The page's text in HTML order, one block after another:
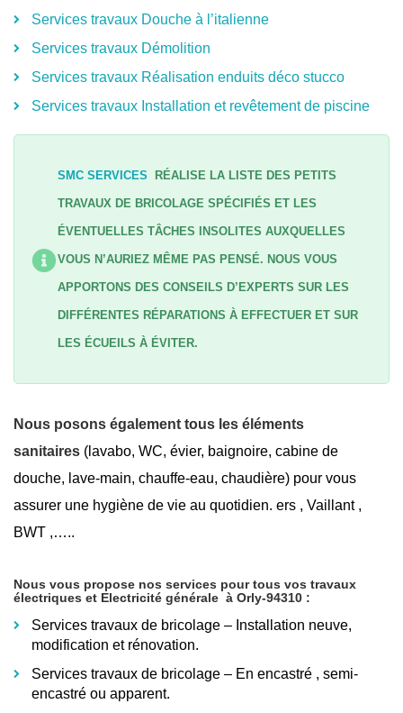
Services travaux Douche à l’italienne
Services travaux Démolition
Services travaux Réalisation enduits déco stucco
Services travaux Installation et revêtement de piscine
SMC SERVICES RÉALISE LA LISTE DES PETITS
TRAVAUX DE BRICOLAGE SPÉCIFIÉS ET LES
ÉVENTUELLES TÂCHES INSOLITES AUXQUELLES
VOUS N’AURIEZ MÊME PAS PENSÉ. NOUS VOUS
APPORTONS DES CONSEILS D’EXPERTS SUR LES
DIFFÉRENTES RÉPARATIONS À EFFECTUER ET SUR
LES ÉCUEILS À ÉVITER.
Nous posons également tous les éléments
sanitaires (lavabo, WC, évier, baignoire, cabine de
douche, lave-main, chauffe-eau, chaudière) pour vous
assurer une hygiène de vie au quotidien. ers , Vaillant ,
BWT ,…..
Nous vous propose nos services pour tous vos travaux
électriques et Electricité générale à Orly-94310 :
Services travaux de bricolage – Installation neuve,
modification et rénovation.
Services travaux de bricolage – En encastré , semi-
encastré ou apparent.